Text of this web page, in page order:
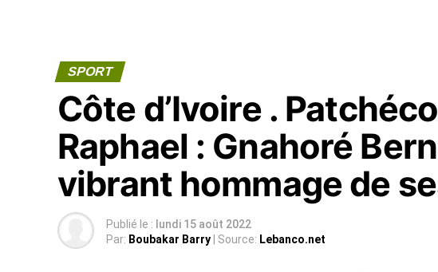
SPORT
Côte d’Ivoire .
Raphael : Gnahoré
vibrant hommage de
Publié le : lundi 15 août 2022
Par: Boubakar Barry | Source: Lebanco.net